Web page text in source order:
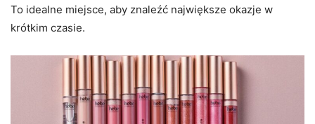
To idealne miejsce, aby znaleźć największe okazje w
krótkim czasie.